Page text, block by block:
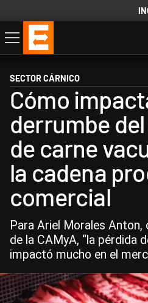
Economía
Política
Internacional
Actualidad
Descargá la App
SECTOR CÁRNICO
Cómo
derrumbe
de carne
la cadena
comercial
Para Ariel Morales Anton,
de la CAMyA, “la pérdida
impactó mucho en el